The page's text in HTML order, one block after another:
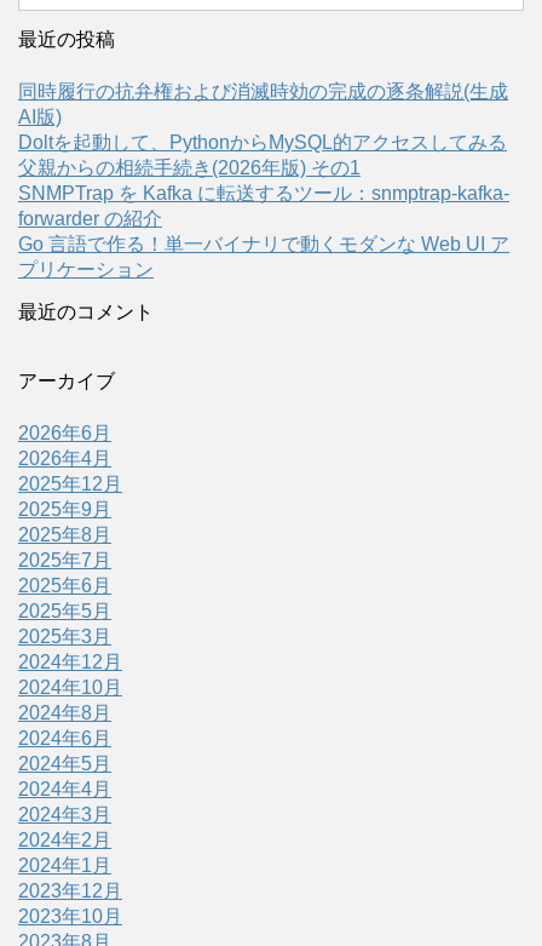
最近の投稿
同時履行の抗弁権および消滅時効の完成の逐条解説(生成
AI版)
Doltを起動して、PythonからMySQL的アクセスしてみる
父親からの相続手続き(2026年版) その1
SNMPTrap を Kafka に転送するツール：snmptrap-kafka-
forwarder の紹介
Go 言語で作る！単一バイナリで動くモダンな Web UI ア
プリケーション
最近のコメント
アーカイブ
2026年6月
2026年4月
2025年12月
2025年9月
2025年8月
2025年7月
2025年6月
2025年5月
2025年3月
2024年12月
2024年10月
2024年8月
2024年6月
2024年5月
2024年4月
2024年3月
2024年2月
2024年1月
2023年12月
2023年10月
2023年8月